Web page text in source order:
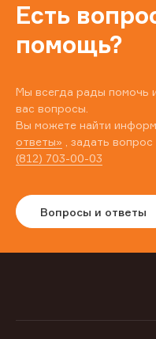
Есть
помощь?
Мы всегда рады помочь
вас вопросы.
Вы можете найти
ответы» , задать вопрос
(812) 703-00-03
Вопросы и ответы